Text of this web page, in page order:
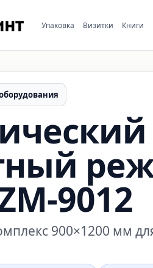
Упаковка Визитки Книги
9012
900×1200 мм